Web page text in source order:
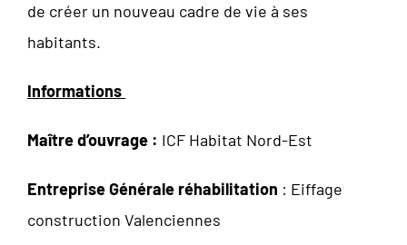
de créer un nouveau cadre de vie à ses
habitants.
Informations
Maître d’ouvrage : ICF Habitat Nord-Est
Entreprise Générale réhabilitation : Eiffage
construction Valenciennes